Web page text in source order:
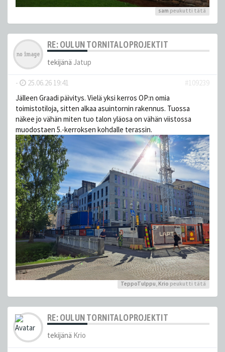
sam peukutti tätä
RE: OULUN TORNITALOPROJEKTIT
tekijänä Jatup
- 25.06.26 19:41
#109239
Jälleen Graadi päivitys. Vielä yksi kerros OP:n omia
toimistotiloja, sitten alkaa asuintornin rakennus. Tuossa
näkee jo vähän miten tuo talon yläosa on vähän viistossa
muodostaen 5.-kerroksen kohdalle terassin.
TeppoTulppu, Krio peukutti tätä
RE: OULUN TORNITALOPROJEKTIT
tekijänä Krio